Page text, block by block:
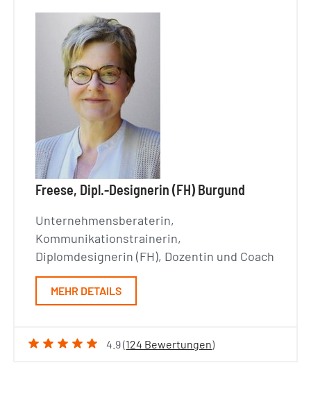
Freese, Dipl.-Designerin (FH) Burgund
Unternehmensberaterin,
Kommunikationstrainerin,
Diplomdesignerin (FH), Dozentin und Coach
MEHR DETAILS
4.9 (124 Bewertungen)